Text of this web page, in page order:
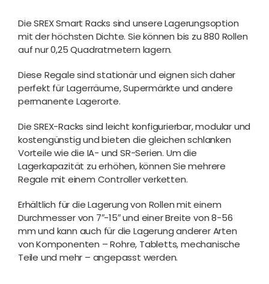
Die SREX Smart Racks sind unsere Lagerungsoption
mit der höchsten Dichte. Sie können bis zu 880 Rollen
auf nur 0,25 Quadratmetern lagern.
Diese Regale sind stationär und eignen sich daher
perfekt für Lagerräume, Supermärkte und andere
permanente Lagerorte.
Die SREX-Racks sind leicht konfigurierbar, modular und
kostengünstig und bieten die gleichen schlanken
Vorteile wie die IA- und SR-Serien. Um die
Lagerkapazität zu erhöhen, können Sie mehrere
Regale mit einem Controller verketten.
Erhältlich für die Lagerung von Rollen mit einem
Durchmesser von 7″-15″ und einer Breite von 8-56
mm und kann auch für die Lagerung anderer Arten
von Komponenten – Rohre, Tabletts, mechanische
Teile und mehr – angepasst werden.